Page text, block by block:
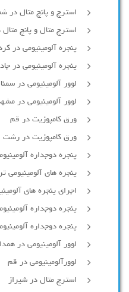
استرچ و پانچ متال در
استرچ متال و پانچ
پنجره آلومینیومی در
پنجره آلومینیومی در
لوور آلومینیومی در
لوور آلومینیومی در
ورق کامپوزیت در قم
ورق کامپوزیت در رشت
پنجره دوجداره
پنجره های آلومینیومی
اجرای پنجره های
پنجره دوجداره
پنجره دوجداره
لوور آلومینیومی در
لوورآلومینیومی در قم
استرچ متال در شیراز